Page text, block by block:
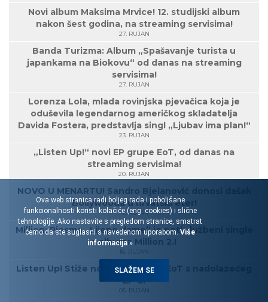
Novi album Maksima Mrvice! 12. studijski album
nakon šest godina, na streaming servisima!
27. RUJAN
Banda Turizma: Album „Spašavanje turista u
japankama na Biokovu“ od danas na streaming
servisima!
27. RUJAN
Lorenza Lola, mlada rovinjska pjevačica koja je
oduševila legendarnog američkog skladatelja
Davida Fostera, predstavlja singl „Ljubav ima plan!“
23. RUJAN
„Listen Up!“ novi EP grupe EoT, od danas na
streaming servisima!
20. RUJAN
NOVO U MENARTU! Sandro Bjelanović donosi dašak
Bollywooda u hrvatski eter!
17. RUJAN
Million: Pjesma „Lijepe dame“ je peti službeni single
s albuma Million 2.!
16. RUJAN
Listen Up! Stiže novi singl grupe EoT s nadolazećeg
EP-a!
05. RUJAN
Ova web stranica radi boljeg rada i poboljšane
funkcionalnosti koristi kolačiće (eng. cookies) i slične
tehnologije. Ako nastavite s pregledom stranice, smatrat
ćemo da ste suglasni s navedenom uporabom. Više
informacija »
SLAŽEM SE